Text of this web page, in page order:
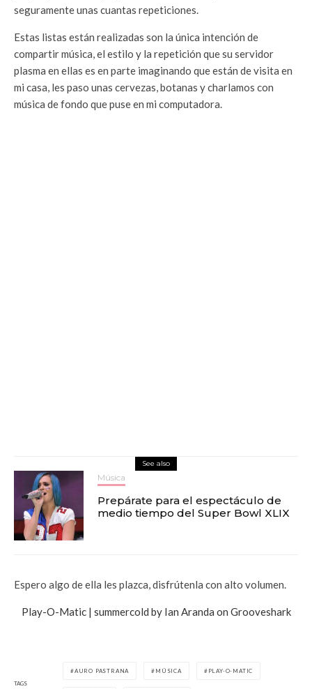
seguramente unas cuantas repeticiones.
Estas listas están realizadas son la única intención de
compartir música, el estilo y la repetición que su servidor
plasma en ellas es en parte imaginando que están de visita en
mi casa, les paso unas cervezas, botanas y charlamos con
música de fondo que puse en mi computadora.
See also
Música
Prepárate para el espectáculo de
medio tiempo del Super Bowl XLIX
Espero algo de ella les plazca, disfrútenla con alto volumen.
Play-O-Matic | summercold by Ian Aranda on Grooveshark
TAGS
AURO PASTRANA MÚSICA PLAY-O-MATIC